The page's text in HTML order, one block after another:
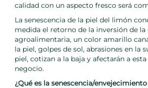
calidad con un aspecto fresco será
La senescencia de la piel del limón
medida el retorno de la inversión de la
agroalimentaria, un color amarillo
la piel, golpes de sol, abrasiones en la
piel, cotizan a la baja y afectarán a
negocio.
¿Qué es la senescencia/